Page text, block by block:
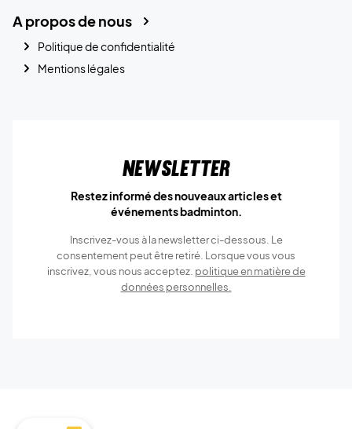
A propos de nous
Politique de confidentialité
Mentions légales
Newsletter
Restez informé des nouveaux articles et
événements badminton.
Inscrivez-vous à la newsletter ci-dessous. Le
consentement peut être retiré. Lorsque vous vous
inscrivez, vous nous acceptez. politique en matière de
données personnelles.